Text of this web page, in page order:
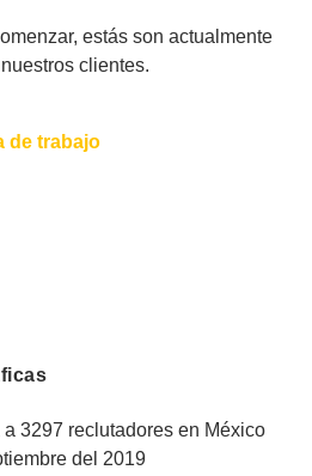
estás son actualmente
clientes.
3297 reclutadores en México
del 2019